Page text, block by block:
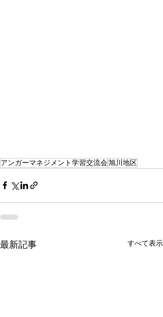
アンガーマネジメント学習交流会旭川地区
最新記事 すべて表示